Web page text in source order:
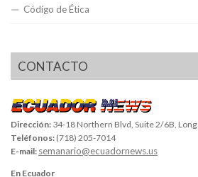
Código de Ética
CONTACTO
Dirección: 34-18 Northern Blvd, Suite 2/6B,
Teléfonos: (718) 205-7014
E-mail: semanario@ecuadornews.us
En Ecuador